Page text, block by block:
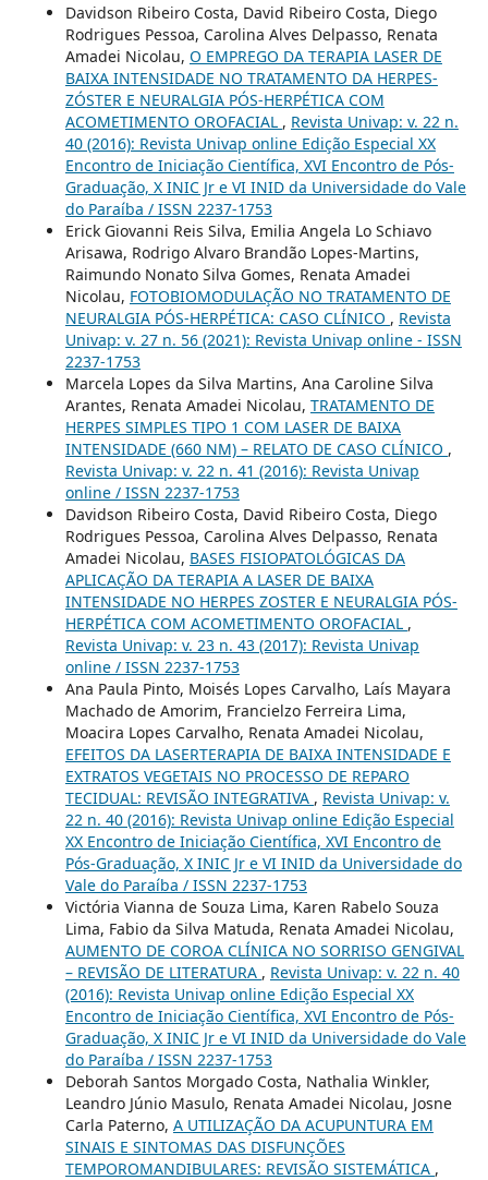
Davidson Ribeiro Costa, David Ribeiro Costa, Diego
Rodrigues Pessoa, Carolina Alves Delpasso, Renata
Amadei Nicolau, O EMPREGO DA TERAPIA LASER DE
BAIXA INTENSIDADE NO TRATAMENTO DA HERPES-
ZÓSTER E NEURALGIA PÓS-HERPÉTICA COM
ACOMETIMENTO OROFACIAL , Revista Univap: v. 22 n.
40 (2016): Revista Univap online Edição Especial XX
Encontro de Iniciação Científica, XVI Encontro de Pós-
Graduação, X INIC Jr e VI INID da Universidade do Vale
do Paraíba / ISSN 2237-1753
Erick Giovanni Reis Silva, Emilia Angela Lo Schiavo
Arisawa, Rodrigo Alvaro Brandão Lopes-Martins,
Raimundo Nonato Silva Gomes, Renata Amadei
Nicolau, FOTOBIOMODULAÇÃO NO TRATAMENTO DE
NEURALGIA PÓS-HERPÉTICA: CASO CLÍNICO , Revista
Univap: v. 27 n. 56 (2021): Revista Univap online - ISSN
2237-1753
Marcela Lopes da Silva Martins, Ana Caroline Silva
Arantes, Renata Amadei Nicolau, TRATAMENTO DE
HERPES SIMPLES TIPO 1 COM LASER DE BAIXA
INTENSIDADE (660 NM) – RELATO DE CASO CLÍNICO ,
Revista Univap: v. 22 n. 41 (2016): Revista Univap
online / ISSN 2237-1753
Davidson Ribeiro Costa, David Ribeiro Costa, Diego
Rodrigues Pessoa, Carolina Alves Delpasso, Renata
Amadei Nicolau, BASES FISIOPATOLÓGICAS DA
APLICAÇÃO DA TERAPIA A LASER DE BAIXA
INTENSIDADE NO HERPES ZOSTER E NEURALGIA PÓS-
HERPÉTICA COM ACOMETIMENTO OROFACIAL ,
Revista Univap: v. 23 n. 43 (2017): Revista Univap
online / ISSN 2237-1753
Ana Paula Pinto, Moisés Lopes Carvalho, Laís Mayara
Machado de Amorim, Francielzo Ferreira Lima,
Moacira Lopes Carvalho, Renata Amadei Nicolau,
EFEITOS DA LASERTERAPIA DE BAIXA INTENSIDADE E
EXTRATOS VEGETAIS NO PROCESSO DE REPARO
TECIDUAL: REVISÃO INTEGRATIVA , Revista Univap: v.
22 n. 40 (2016): Revista Univap online Edição Especial
XX Encontro de Iniciação Científica, XVI Encontro de
Pós-Graduação, X INIC Jr e VI INID da Universidade do
Vale do Paraíba / ISSN 2237-1753
Victória Vianna de Souza Lima, Karen Rabelo Souza
Lima, Fabio da Silva Matuda, Renata Amadei Nicolau,
AUMENTO DE COROA CLÍNICA NO SORRISO GENGIVAL
– REVISÃO DE LITERATURA , Revista Univap: v. 22 n. 40
(2016): Revista Univap online Edição Especial XX
Encontro de Iniciação Científica, XVI Encontro de Pós-
Graduação, X INIC Jr e VI INID da Universidade do Vale
do Paraíba / ISSN 2237-1753
Deborah Santos Morgado Costa, Nathalia Winkler,
Leandro Júnio Masulo, Renata Amadei Nicolau, Josne
Carla Paterno, A UTILIZAÇÃO DA ACUPUNTURA EM
SINAIS E SINTOMAS DAS DISFUNÇÕES
TEMPOROMANDIBULARES: REVISÃO SISTEMÁTICA ,